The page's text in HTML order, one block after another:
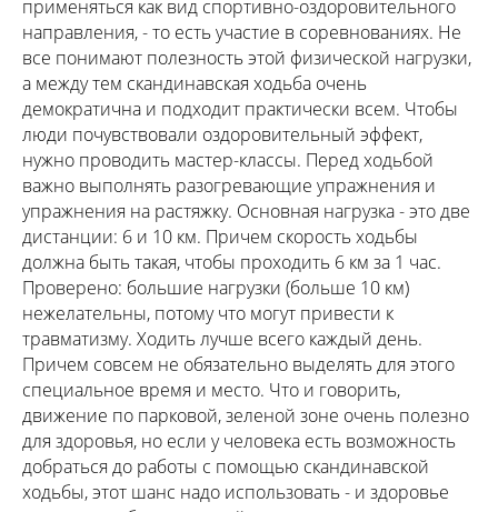
применяться как вид спортивно-оздоровительного
направления, - то есть участие в соревнованиях. Не
все понимают полезность этой физической нагрузки,
а между тем скандинавская ходьба очень
демократична и подходит практически всем. Чтобы
люди почувствовали оздоровительный эффект,
нужно проводить мастер-классы. Перед ходьбой
важно выполнять разогревающие упражнения и
упражнения на растяжку. Основная нагрузка - это две
дистанции: 6 и 10 км. Причем скорость ходьбы
должна быть такая, чтобы проходить 6 км за 1 час.
Проверено: большие нагрузки (больше 10 км)
нежелательны, потому что могут привести к
травматизму. Ходить лучше всего каждый день.
Причем совсем не обязательно выделять для этого
специальное время и место. Что и говорить,
движение по парковой, зеленой зоне очень полезно
для здоровья, но если у человека есть возможность
добраться до работы с помощью скандинавской
ходьбы, этот шанс надо использовать - и здоровье